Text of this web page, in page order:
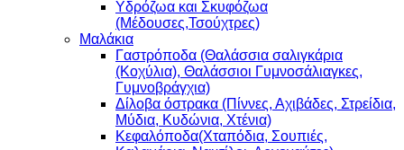
Υδρόζωα και Σκυφόζωα
(Μέδουσες,Τσούχτρες)
Μαλάκια
Γαστρόποδα (Θαλάσσια σαλιγκάρια
(Κοχύλια), Θαλάσσιοι Γυμνοσάλιαγκες,
Γυμνοβράγχια)
Δίλοβα όστρακα (Πίννες, Αχιβάδες, Στρείδια,
Μύδια, Κυδώνια, Χτένια)
Κεφαλόποδα(Χταπόδια, Σουπιές,